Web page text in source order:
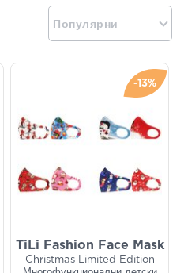
Популярни
-13%
TiLi Fashion Face Mask
Christmas Limited Edition